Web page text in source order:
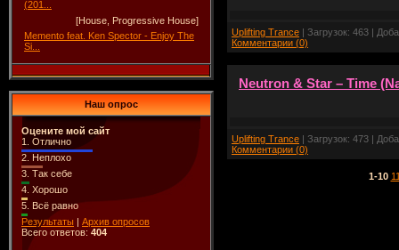
(201...
[House, Progressive House]
Memento feat. Ken Spector - Enjoy The
Si...
Наш опрос
Оцените мой сайт
1. Отлично
2. Неплохо
3. Так себе
4. Хорошо
5. Всё равно
Результаты | Архив опросов
Всего ответов: 404
Uplifting Trance | Загрузок: 463 |
Комментарии (0)
Neutron & Star – Time
Uplifting Trance | Загрузок: 473 |
Комментарии (0)
1-10